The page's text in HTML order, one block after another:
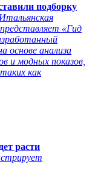
подборку
Итальянская
«Гид
основе анализа
и модных показов,
как
расти